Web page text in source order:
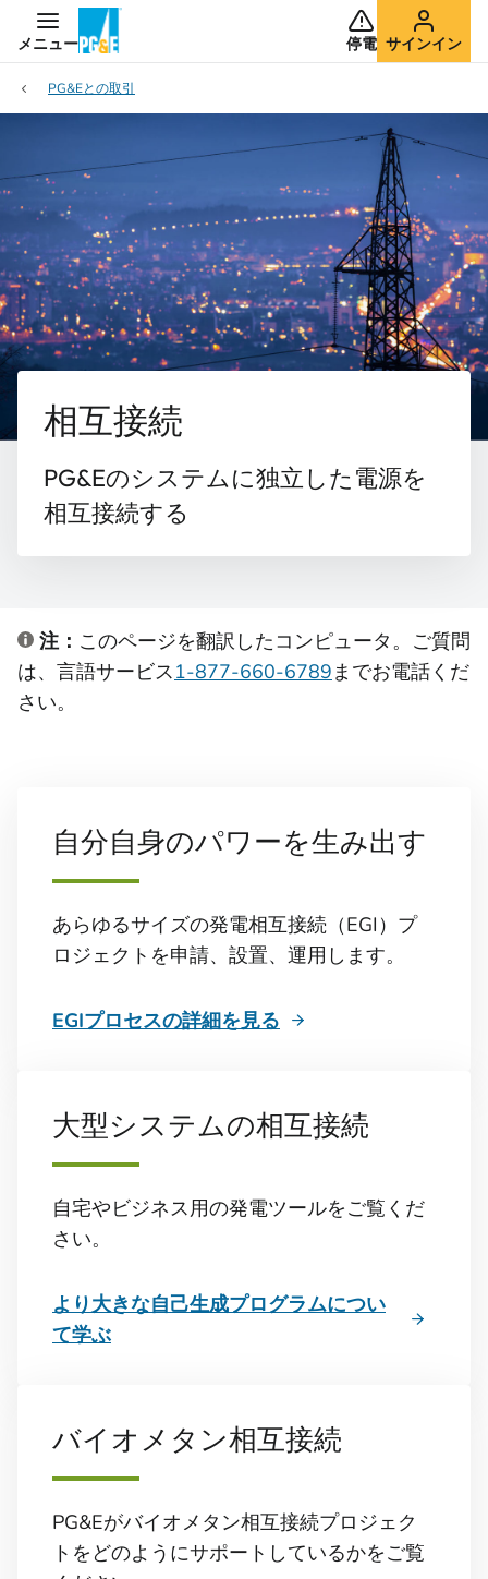
メニュー 停電 サインイン
PG&Eとの取引
相互接続
PG&Eのシステムに独立した電源を
相互接続する
注： このページを翻訳したコンピュータ。ご質問
は、言語サービス1-877-660-6789までお電話くだ
さい。
自分自身のパワーを生み出す
あらゆるサイズの発電相互接続（EGI）プ
ロジェクトを申請、設置、運用します。
EGIプロセスの詳細を見る
大型システムの相互接続
自宅やビジネス用の発電ツールをご覧くだ
さい。
より大きな自己生成プログラムについ
て学ぶ
バイオメタン相互接続
PG&Eがバイオメタン相互接続プロジェク
トをどのようにサポートしているかをご覧